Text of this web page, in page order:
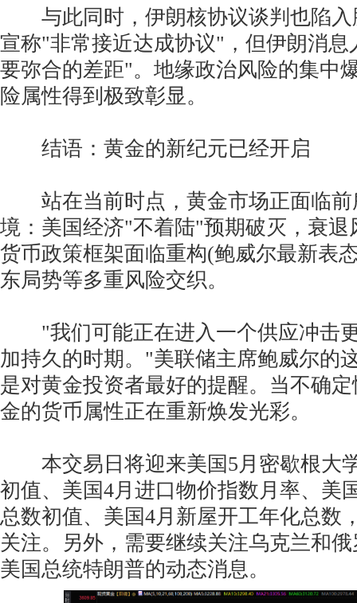
与此同时，伊朗核协议谈判也陷入
宣称"非常接近达成协议"，但伊朗消
要弥合的差距"。地缘政治风险的集中
险属性得到极致彰显。
结语：黄金的新纪元已经开启
站在当前时点，黄金市场正面临前
境：美国经济"不着陆"预期破灭，衰退
货币政策框架面临重构(鲍威尔最新表
东局势等多重风险交织。
"我们可能正在进入一个供应冲击
加持久的时期。"美联储主席鲍威尔的
是对黄金投资者最好的提醒。当不确
金的货币属性正在重新焕发光彩。
本交易日将迎来美国5月密歇根大
初值、美国4月进口物价指数月率、美
总数初值、美国4月新屋开工年化总数
关注。另外，需要继续关注乌克兰和
美国总统特朗普的动态消息。